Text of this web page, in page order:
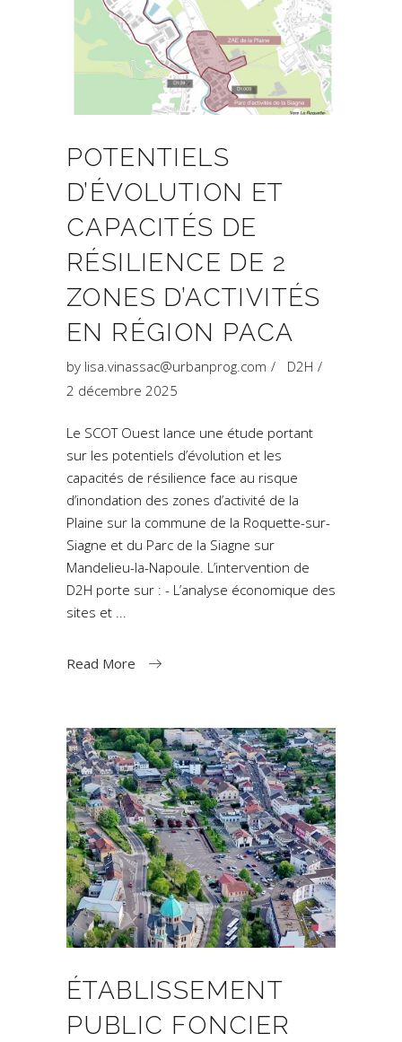
POTENTIELS
D’ÉVOLUTION ET
CAPACITÉS DE
RÉSILIENCE DE 2
ZONES D’ACTIVITÉS
EN RÉGION PACA
by lisa.vinassac@urbanprog.com
D2H
2 décembre 2025
Le SCOT Ouest lance une étude portant
sur les potentiels d’évolution et les
capacités de résilience face au risque
d’inondation des zones d’activité de la
Plaine sur la commune de la Roquette-sur-
Siagne et du Parc de la Siagne sur
Mandelieu-la-Napoule. L’intervention de
D2H porte sur : - L’analyse économique des
sites et
Read More
ÉTABLISSEMENT
PUBLIC FONCIER